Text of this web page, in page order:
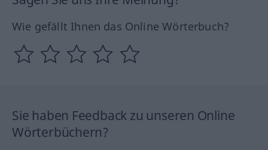
Wie gefällt Ihnen das Online Wörterbuch?
Sie haben Feedback zu unseren Online
Wörterbüchern?